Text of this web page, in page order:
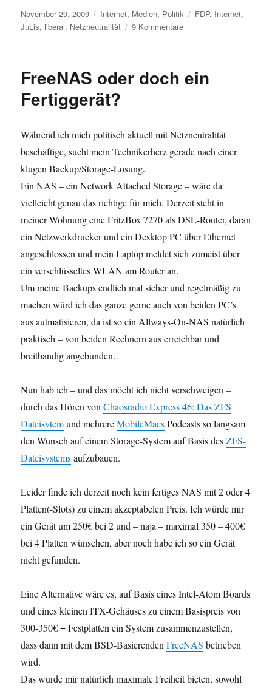
Veröffentlicht
am
November 29, 2009 Kategorien
Internet, Medien, Politik Schlagwörter
FDP, Internet,
JuLis, liberal, Netzneutralität 9 Kommentarezu
das
freien
Netzes
FreeNAS oder doch ein
Fertiggerät?
Während ich mich politisch aktuell mit Netzneutralität
beschäftige, sucht mein Technikerherz gerade nach einer
klugen Backup/Storage-Lösung.
Ein NAS – ein Network Attached Storage – wäre da
vielleicht genau das richtige für mich. Derzeit steht in
meiner Wohnung eine FritzBox 7270 als DSL-Router, daran
ein Netzwerkdrucker und ein Desktop PC über Ethernet
angeschlossen und mein Laptop meldet sich zumeist über
ein verschlüsseltes WLAN am Router an.
Um meine Backups endlich mal sicher und regelmäßig zu
machen würd ich das ganze gerne auch von beiden PC’s
aus autmatisieren, da ist so ein Allways-On-NAS natürlich
praktisch – von beiden Rechnern aus erreichbar und
breitbandig angebunden.
Nun hab ich – und das möcht ich nicht verschweigen –
durch das Hören vonChaosradio Express 46: Das ZFS
Dateisytemund mehrereMobileMacsPodcasts so langsam
den Wunsch auf einem Storage-System auf Basis desZFS-
Dateisystemsaufzubauen.
Leider finde ich derzeit noch kein fertiges NAS mit 2 oder 4
Platten(-Slots) zu einem akzeptabelen Preis. Ich würde mir
ein Gerät um 250€ bei 2 und – naja – maximal 350 – 400€
bei 4 Platten wünschen, aber noch habe ich so ein Gerät
nicht gefunden.
Eine Alternative wäre es, auf Basis eines Intel-Atom Boards
und eines kleinen ITX-Gehäuses zu einem Basispreis von
300-350€ + Festplatten ein System zusammenzustellen,
dass dann mit dem BSD-BasierendenFreeNAS betrieben
wird.
Das würde mir natürlich maximale Freiheit bieten, sowohl